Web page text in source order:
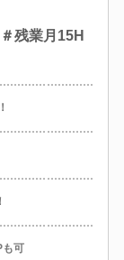
残業月15H
も可